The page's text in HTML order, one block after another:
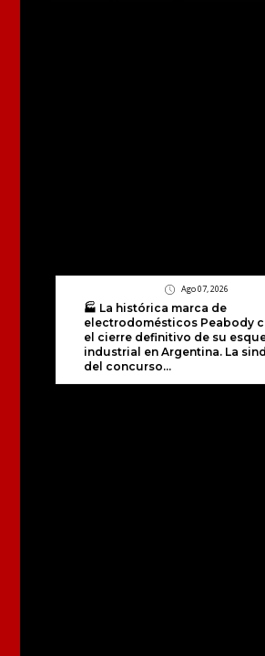
Ago 07, 2026
🏭 La histórica marca de
electrodomésticos Peabody
el cierre definitivo de su
industrial en Argentina. La
del concurso...